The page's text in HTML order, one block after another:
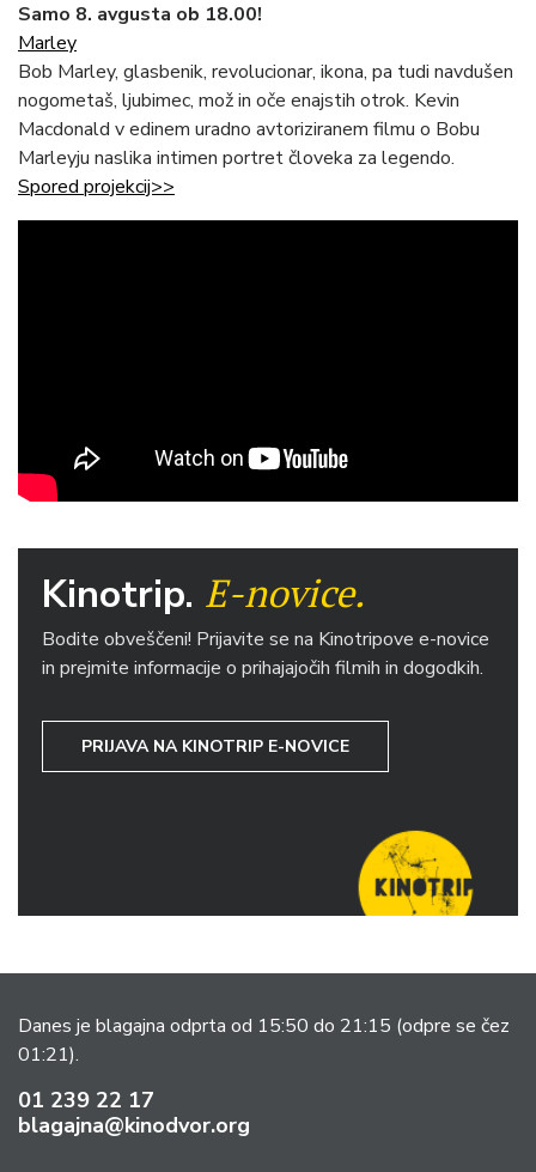
Samo 8. avgusta ob 18.00!
Marley
Bob Marley, glasbenik, revolucionar, ikona, pa tudi navdušen
nogometaš, ljubimec, mož in oče enajstih otrok. Kevin
Macdonald v edinem uradno avtoriziranem filmu o Bobu
Marleyju naslika intimen portret človeka za legendo.
Spored projekcij>>
Kinotrip. E-novice.
Bodite obveščeni! Prijavite se na Kinotripove e-novice
in prejmite informacije o prihajajočih filmih in dogodkih.
PRIJAVA NA KINOTRIP E-NOVICE
Danes je blagajna odprta od 15:50 do 21:15 (odpre se čez
01:21).
01 239 22 17
blagajna@kinodvor.org